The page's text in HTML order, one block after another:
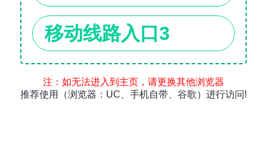
移动线路入口3
注：如无法进入到主页，请更换其他浏览器
推荐使用（浏览器：UC、手机自带、谷歌）进行访问!